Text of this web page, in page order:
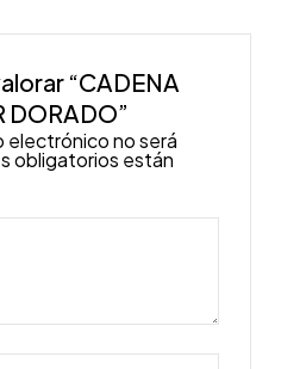
“CADENA
DORADO”
electrónico no será
obligatorios están